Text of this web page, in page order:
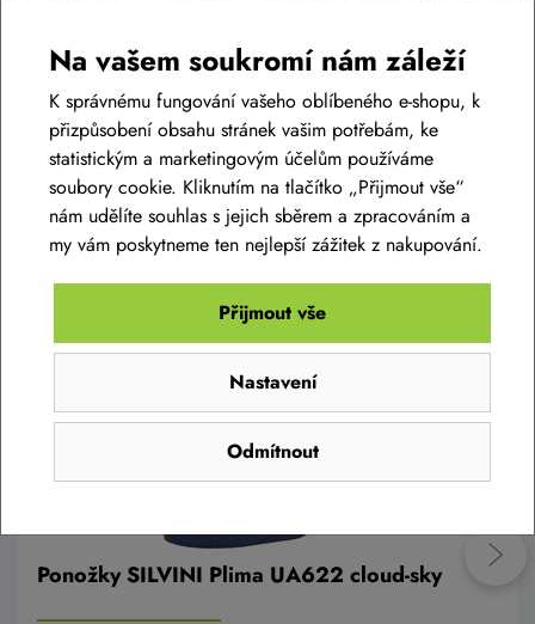
Podobné zboží v této cenové relaci
Ponožky SILVINI Plima UA622 cloud-sky
Na vašem soukromí nám záleží
K správnému fungování vašeho oblíbeného e-shopu, k
přizpůsobení obsahu stránek vašim potřebám, ke
statistickým a marketingovým účelům používáme
soubory cookie. Kliknutím na tlačítko „Přijmout vše“
nám udělíte souhlas s jejich sběrem a zpracováním a
my vám poskytneme ten nejlepší zážitek z nakupování.
Odmítnout
Nastavení
Přijmout vše